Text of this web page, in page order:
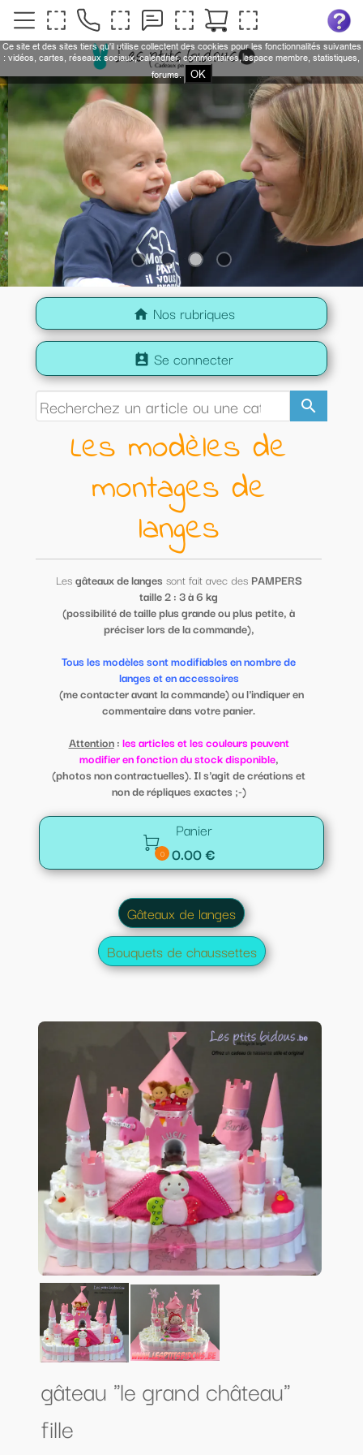
home Nos rubriques
search
perm_contact_calendar Se connecter
Les modèles de
montages de
langes
Lesgâteaux de langes sont fait avec des PAMPERS
taille 2 : 3 à 6 kg
(possibilité de taille plus grande ou plus petite, à
préciser lors de la commande),
Tous les modèles sont modifiables en nombre de
langes et en accessoires
(me contacter avant la commande) ou l'indiquer en
commentaire dans votre panier.
Attention:les articles et les couleurs peuvent
modifier en fonction du stock disponible,
(photos non contractuelles). Il s'agit de créations et
non de répliques exactes ;-)

0
Panier
0.00 €
Gâteaux de langes
Bouquets de chaussettes
gâteau "le grand château"
fille
Ce site et des sites tiers qu'il utilise collectent des cookies pour les fonctionnalités suivantes
: vidéos, cartes, réseaux sociaux, calendrier, commentaires, espace membre, statistiques,
forums.
OK